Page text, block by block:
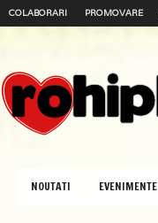
COLABORARI PROMOVARE
NOUTATI EVENIMENTE